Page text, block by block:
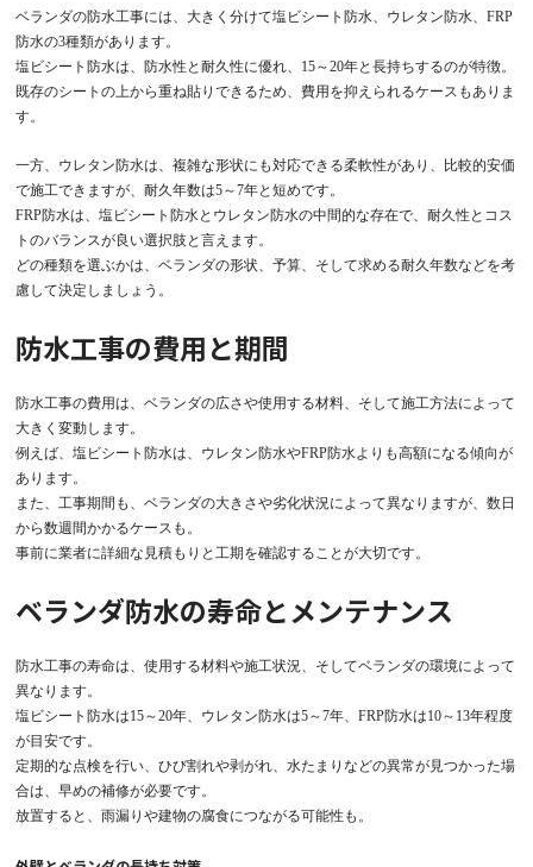
ベランダの防水工事には、大きく分けて塩ビシート防水、ウレタン防水、FRP
防水の3種類があります。
塩ビシート防水は、防水性と耐久性に優れ、15～20年と長持ちするのが特徴。
既存のシートの上から重ね貼りできるため、費用を抑えられるケースもありま
す。
一方、ウレタン防水は、複雑な形状にも対応できる柔軟性があり、比較的安価
で施工できますが、耐久年数は5～7年と短めです。
FRP防水は、塩ビシート防水とウレタン防水の中間的な存在で、耐久性とコス
トのバランスが良い選択肢と言えます。
どの種類を選ぶかは、ベランダの形状、予算、そして求める耐久年数などを考
慮して決定しましょう。
防水工事の費用と期間
防水工事の費用は、ベランダの広さや使用する材料、そして施工方法によって
大きく変動します。
例えば、塩ビシート防水は、ウレタン防水やFRP防水よりも高額になる傾向が
あります。
また、工事期間も、ベランダの大きさや劣化状況によって異なりますが、数日
から数週間かかるケースも。
事前に業者に詳細な見積もりと工期を確認することが大切です。
ベランダ防水の寿命とメンテナンス
防水工事の寿命は、使用する材料や施工状況、そしてベランダの環境によって
異なります。
塩ビシート防水は15～20年、ウレタン防水は5～7年、FRP防水は10～13年程度
が目安です。
定期的な点検を行い、ひび割れや剥がれ、水たまりなどの異常が見つかった場
合は、早めの補修が必要です。
放置すると、雨漏りや建物の腐食につながる可能性も。